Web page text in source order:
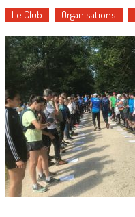
Le Club Organisations